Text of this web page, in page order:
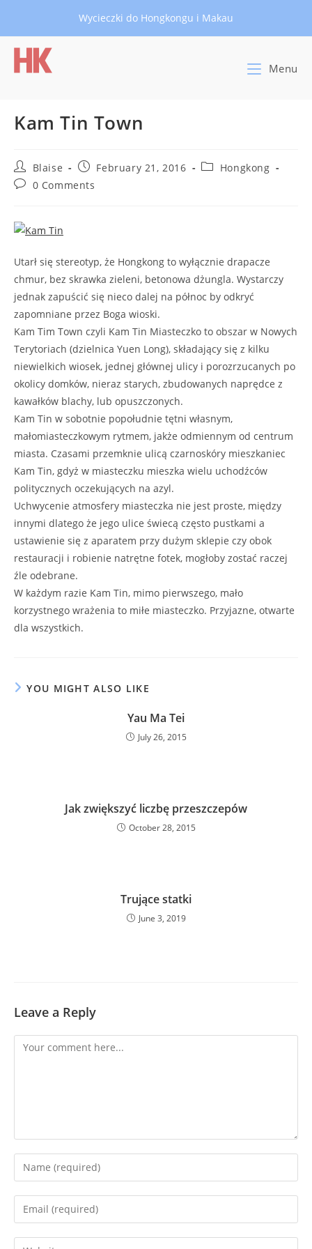
Wycieczki do Hongkongu i Makau
Menu
Kam Tin Town
Post
author:
Blaise
Post
published:
February 21, 2016
PostHongkong
Post0 Comments
Utarł się stereotyp, że Hongkong to wyłącznie drapacze
chmur, bez skrawka zieleni, betonowa dżungla. Wystarczy
jednak zapuścić się nieco dalej na północ by odkryć
zapomniane przez Boga wioski.
Kam Tim Town czyli Kam Tin Miasteczko to obszar w Nowych
Terytoriach (dzielnica Yuen Long), składający się z kilku
niewielkich wiosek, jednej głównej ulicy i porozrzucanych po
okolicy domków, nieraz starych, zbudowanych naprędce z
kawałków blachy, lub opuszczonych.
Kam Tin w sobotnie popołudnie tętni własnym,
małomiasteczkowym rytmem, jakże odmiennym od centrum
miasta. Czasami przemknie ulicą czarnoskóry mieszkaniec
Kam Tin, gdyż w miasteczku mieszka wielu uchodźców
politycznych oczekujących na azyl.
Uchwycenie atmosfery miasteczka nie jest proste, między
innymi dlatego że jego ulice świecą często pustkami a
ustawienie się z aparatem przy dużym sklepie czy obok
restauracji i robienie natrętne fotek, mogłoby zostać raczej
źle odebrane.
W każdym razie Kam Tin, mimo pierwszego, mało
korzystnego wrażenia to miłe miasteczko. Przyjazne, otwarte
dla wszystkich.
YOU MIGHT ALSO LIKE
Yau Ma Tei
July 26, 2015
Jak zwiększyć liczbę przeszczepów
October 28, 2015
Trujące statki
June 3, 2019
Leave a Reply
Comment
Enter
your
name
Enter
your
email
Enter